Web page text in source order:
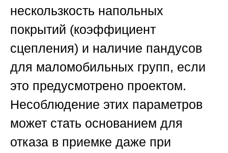
нескользкость напольных
покрытий (коэффициент
сцепления) и наличие пандусов
для маломобильных групп, если
это предусмотрено проектом.
Несоблюдение этих параметров
может стать основанием для
отказа в приемке даже при